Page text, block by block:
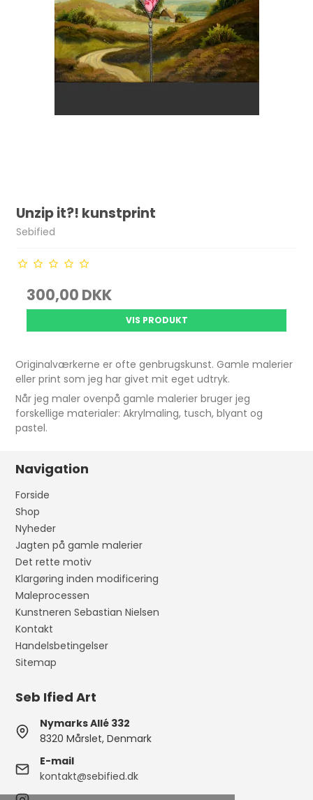
Unzip it?! kunstprint
Sebified
300,00 DKK
VIS PRODUKT
Originalværkerne er ofte genbrugskunst. Gamle malerier
eller print som jeg har givet mit eget udtryk.
Når jeg maler ovenpå gamle malerier bruger jeg
forskellige materialer: Akrylmaling, tusch, blyant og
pastel.
Navigation
Forside
Shop
Nyheder
Jagten på gamle malerier
Det rette motiv
Klargøring inden modificering
Maleprocessen
Kunstneren Sebastian Nielsen
Kontakt
Handelsbetingelser
Sitemap
Seb Ified Art
Nymarks Allé 332
8320 Mårslet, Denmark
E-mail
kontakt@sebified.dk